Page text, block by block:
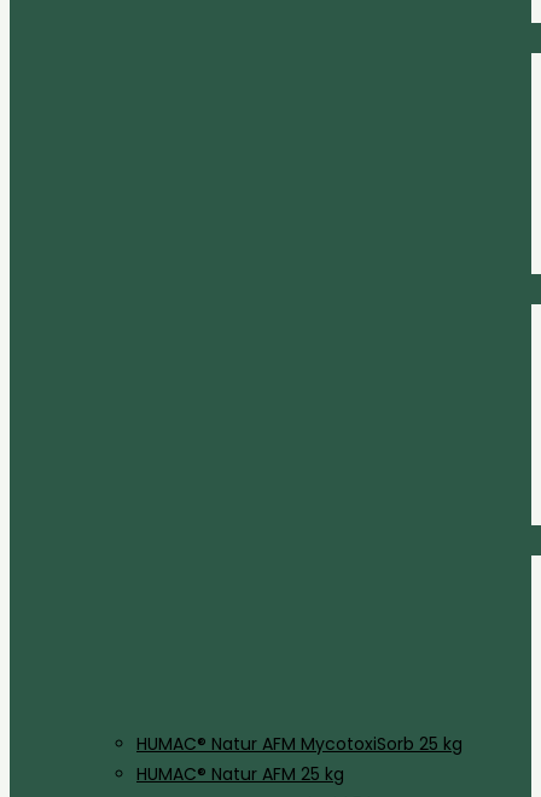
HUMAC® Natur AFM MycotoxiSorb 25 kg
HUMAC® Natur AFM 25 kg